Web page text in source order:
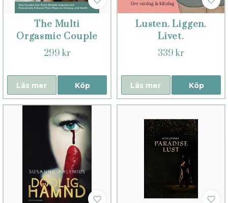
The Multi
Orgasmic Couple
299 kr
Köp
Läs mer
Lusten. Liggen.
Livet.
339 kr
Köp
Läs mer